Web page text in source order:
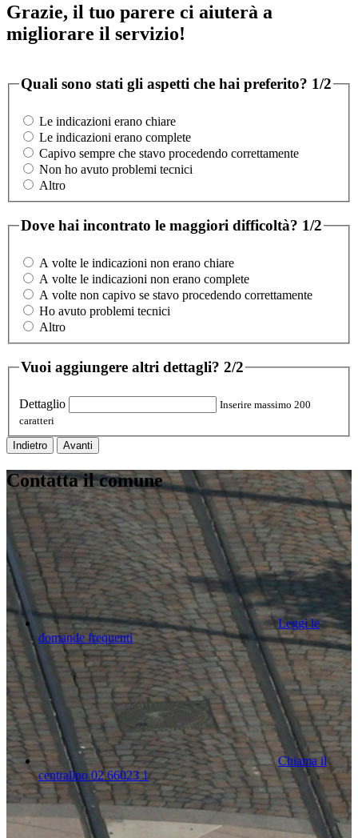
Grazie, il tuo parere ci aiuterà a
migliorare il servizio!
Quali sono stati gli aspetti che hai preferito? 1/2
Le indicazioni erano chiare
Le indicazioni erano complete
Capivo sempre che stavo procedendo correttamente
Non ho avuto problemi tecnici
Altro
Dove hai incontrato le maggiori difficoltà? 1/2
A volte le indicazioni non erano chiare
A volte le indicazioni non erano complete
A volte non capivo se stavo procedendo correttamente
Ho avuto problemi tecnici
Altro
Vuoi aggiungere altri dettagli? 2/2
Dettaglio
Inserire massimo 200
caratteri
Indietro Avanti
Contatta il comune
Leggi le
domande frequenti
Chiama il
centralino 02 66023 1